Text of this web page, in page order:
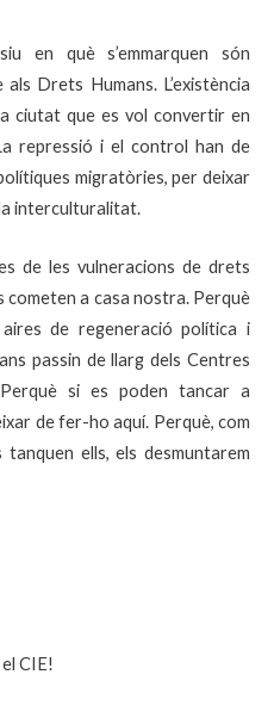
en què s’emmarquen són
Drets Humans. L’existència
ciutat que es vol convertir en
repressió i el control han de
migratòries, per deixar
la interculturalitat.
de les vulneracions de drets
cometen a casa nostra. Perquè
de regeneració política i
passin de llarg dels Centres
Perquè si es poden tancar a
de fer-ho aquí. Perquè, com
ells, els desmuntarem
CIE!